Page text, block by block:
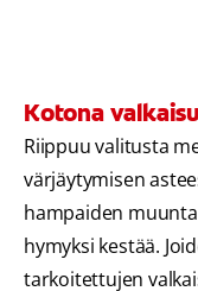
Kotona
Riippuu valitusta
värjäytymisen
hampaiden
hymyksi kestää.
tarkoitettujen